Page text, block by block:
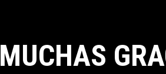
MUCHAS